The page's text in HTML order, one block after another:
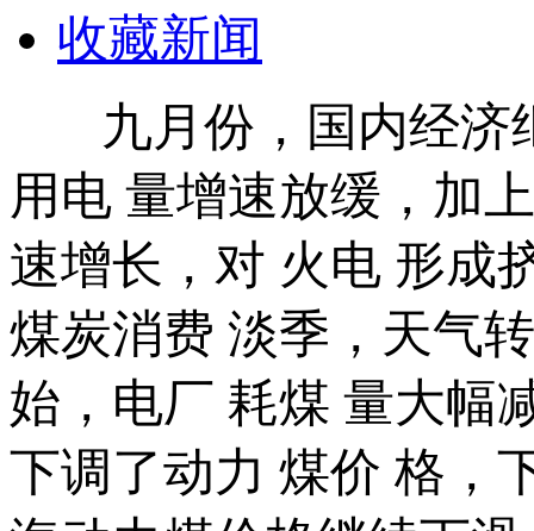
收藏新闻
九月份，国内经济
用电 量增速放缓，加
速增长，对 火电 形成
煤炭消费 淡季，天气
始，电厂 耗煤 量大幅
下调了动力 煤价 格，